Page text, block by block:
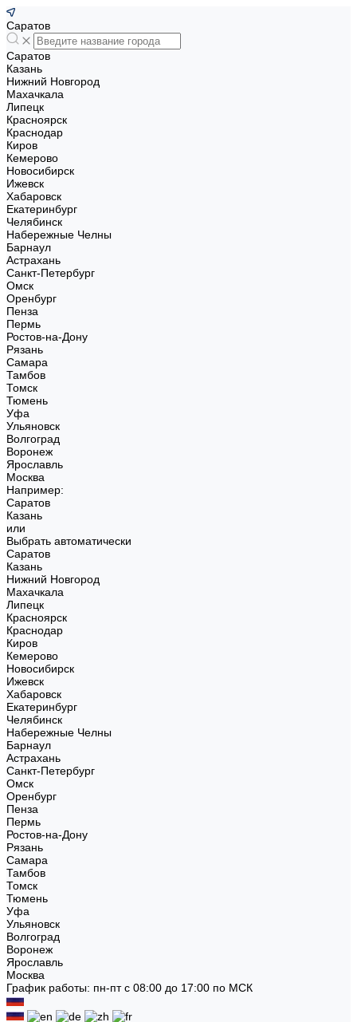
Саратов
Саратов
Казань
Нижний Новгород
Махачкала
Липецк
Красноярск
Краснодар
Киров
Кемерово
Новосибирск
Ижевск
Хабаровск
Екатеринбург
Челябинск
Набережные Челны
Барнаул
Астрахань
Санкт-Петербург
Омск
Оренбург
Пенза
Пермь
Ростов-на-Дону
Рязань
Самара
Тамбов
Томск
Тюмень
Уфа
Ульяновск
Волгоград
Воронеж
Ярославль
Москва
Например:
Саратов
Казань
или
Выбрать автоматически
Саратов
Казань
Нижний Новгород
Махачкала
Липецк
Красноярск
Краснодар
Киров
Кемерово
Новосибирск
Ижевск
Хабаровск
Екатеринбург
Челябинск
Набережные Челны
Барнаул
Астрахань
Санкт-Петербург
Омск
Оренбург
Пенза
Пермь
Ростов-на-Дону
Рязань
Самара
Тамбов
Томск
Тюмень
Уфа
Ульяновск
Волгоград
Воронеж
Ярославль
Москва
График работы: пн-пт с 08:00 до 17:00 по МСК